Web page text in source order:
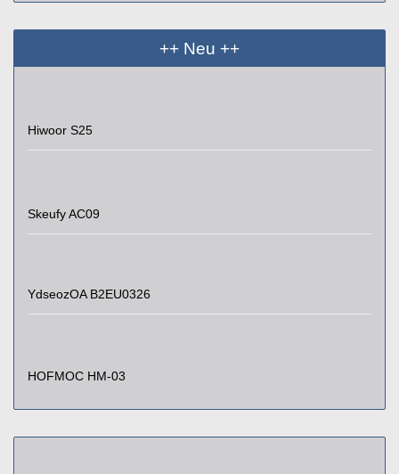
++ Neu ++
Hiwoor S25
Skeufy AC09
YdseozOA B2EU0326
HOFMOC HM-03